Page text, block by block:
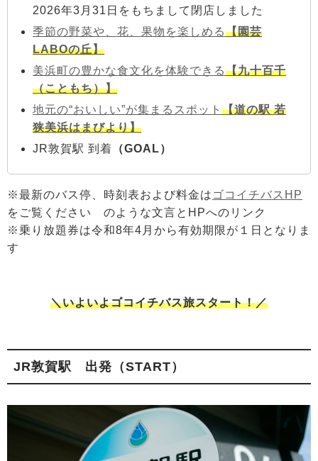
2026年3月31日をもちまして閉店しました
季節の野菜や、花、果物を楽しめる【園芸
LABOの丘】
美浜町の豊かな食文化を体験できる【九十百千
（こともち）】
地元の“おいしい”が集まるスポット 【道の駅 若
狭美浜はまびより】
JR敦賀駅 到着 （GOAL）
※最新のバス停、時刻表および料金は ゴコイチバスHP
をご覧ください のような文言とHPへのリンク
※乗り放題券は令和8年4月から有効期限が１日となりま
す
＼いよいよゴコイチバス旅スタート！／
JR敦賀駅 出発（START）